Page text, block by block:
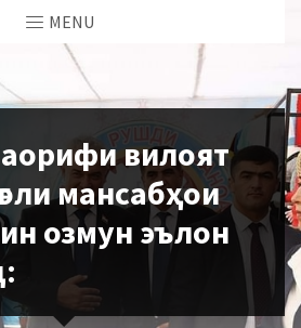
MENU
вилоят
мансабҳои
озмун эълон